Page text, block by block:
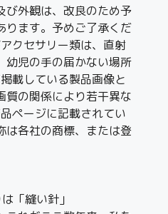
び外観は、改良のため予
ります。予めご了承くだ
クセサリー類は、直射
幼児の手の届かない場所
載している製品画像と
質の関係により若干異な
ページに記載されてい
は各社の商標、または登
「縫い針」